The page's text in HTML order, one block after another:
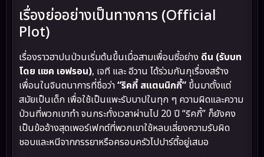
เรื่องย่ออย่างเป็นทางการ (Official
Plot)
เรื่องราวฮาปนป่วนเริ่มต้นขึ้นเมื่อสามเพื่อนซี้อย่าง ดีน (รับบท
โดย แซค เอฟรอน), เจที และ อีวาน ได้ร่วมกันกุเรื่องสร้าง
เพื่อนในจินตนาการที่ชื่อว่า“ริคกี้ สแตนนิกกี้” ขึ้นมาตั้งแต่
สมัยเป็นเด็ก เพื่อใช้เป็นแพะรับบาปในทุก ๆ ความผิดและความ
ป่วนที่พวกเขาทำ จนกระทั่งเวลาผ่านไป 20 ปี “ริคกี้” ก็ยังคง
เป็นข้ออ้างสุดเพอร์เฟกต์ที่พวกเขาใช้หลบเลี่ยงความรับผิด
ชอบและหนีจากภรรยาหรือครอบครัวไปปาร์ตี้อยู่เสมอ